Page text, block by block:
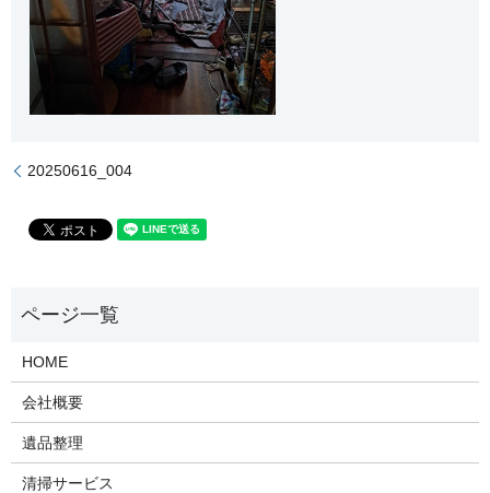
20250616_004
HOME
会社概要
遺品整理
清掃サービス